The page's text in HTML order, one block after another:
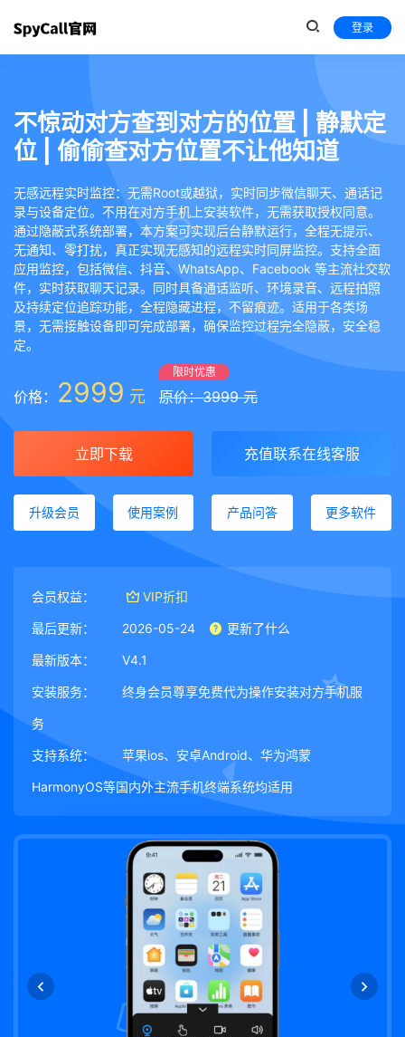
登录
不惊动对方查到对方的位置 | 静默定
位 | 偷偷查对方位置不让他知道
无感远程实时监控：无需Root或越狱，实时同步微信聊天、通话记
录与设备定位。不用在对方手机上安装软件，无需获取授权同意。
通过隐蔽式系统部署，本方案可实现后台静默运行，全程无提示、
无通知、零打扰，真正实现无感知的远程实时同屏监控。支持全面
应用监控，包括微信、抖音、WhatsApp、Facebook 等主流社交软
件，实时获取聊天记录。同时具备通话监听、环境录音、远程拍照
及持续定位追踪功能，全程隐藏进程，不留痕迹。适用于各类场
景，无需接触设备即可完成部署，确保监控过程完全隐蔽，安全稳
定。
价格： 2999 元
限时优惠
原价：3999 元
立即下载 充值联系在线客服
升级会员 使用案例 产品问答 更多软件
会员权益： VIP折扣
最后更新： 2026-05-24 更新了什么
最新版本： V4.1
安装服务： 终身会员尊享免费代为操作安装对方手机服
务
支持系统： 苹果ios、安卓Android、华为鸿蒙
HarmonyOS等国内外主流手机终端系统均适用